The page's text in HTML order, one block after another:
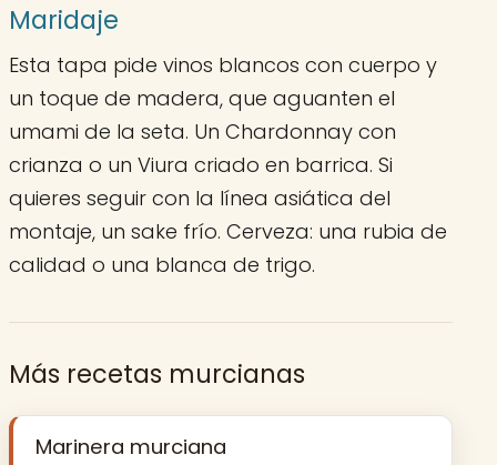
Maridaje
Esta tapa pide vinos blancos con cuerpo y
un toque de madera, que aguanten el
umami de la seta. Un Chardonnay con
crianza o un Viura criado en barrica. Si
quieres seguir con la línea asiática del
montaje, un sake frío. Cerveza: una rubia de
calidad o una blanca de trigo.
Más recetas murcianas
Marinera murciana